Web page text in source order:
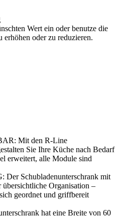
Wert ein oder benutze die
oder zu reduzieren.
Mit den R-Line
Sie Ihre Küche nach Bedarf
erweitert, alle Module sind
Schubladenunterschrank mit
Organisation –
geordnet und griffbereit
hat eine Breite von 60